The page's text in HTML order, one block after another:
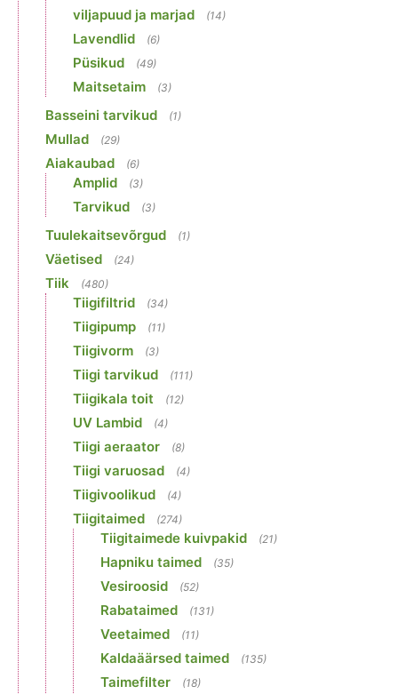
viljapuud ja marjad (14)
Lavendlid (6)
Püsikud (49)
Maitsetaim (3)
Basseini tarvikud (1)
Mullad (29)
Aiakaubad (6)
Amplid (3)
Tarvikud (3)
Tuulekaitsevõrgud (1)
Väetised (24)
Tiik (480)
Tiigifiltrid (34)
Tiigipump (11)
Tiigivorm (3)
Tiigi tarvikud (111)
Tiigikala toit (12)
UV Lambid (4)
Tiigi aeraator (8)
Tiigi varuosad (4)
Tiigivoolikud (4)
Tiigitaimed (274)
Tiigitaimede kuivpakid (21)
Hapniku taimed (35)
Vesiroosid (52)
Rabataimed (131)
Veetaimed (11)
Kaldaäärsed taimed (135)
Taimefilter (18)